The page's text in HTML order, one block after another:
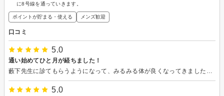
に8号線を通っていきます。
ポイントが貯まる・使える メンズ歓迎
口コミ
5.0
通い始めてひと月が経ちました！
5.0